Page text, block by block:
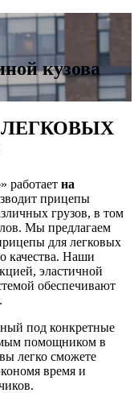
кузова
ЛЕГКОВЫХ
работает на
прицепы
грузов, в том
Мы предлагаем
для легковых
качества. Наши
эластичной
обеспечивают
под конкретные
помощником в
легко сможете
время и